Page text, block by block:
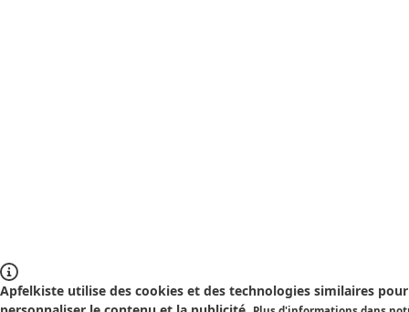
Apfelkiste utilise des cookies et des technologies similaires